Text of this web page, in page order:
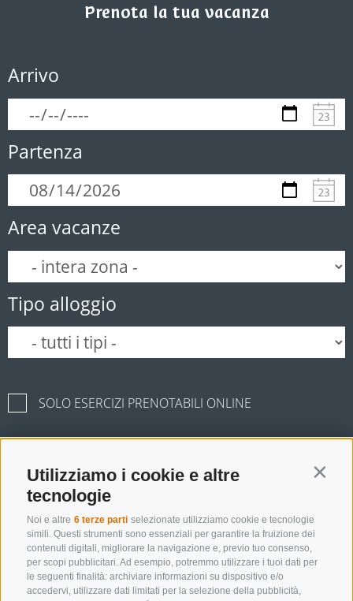
Utilizziamo i cookie e altre
tecnologie
Noi e altre 6 terze parti selezionate utilizziamo cookie e tecnologie
simili. Questi strumenti sono essenziali per garantire la fruizione dei
contenuti digitali, migliorare la navigazione e, previo tuo consenso,
per scopi pubblicitari. Ad esempio, potremmo utilizzare i tuoi dati per
le seguenti finalità: archiviare informazioni su dispositivo e/o
accedervi, utilizzare dati limitati per la selezione della pubblicità,
Prenota la tua vacanza
Arrivo
Partenza
Area vacanze
Tipo alloggio
SOLO ESERCIZI PRENOTABILI ONLINE
Cerca
Lista alloggi